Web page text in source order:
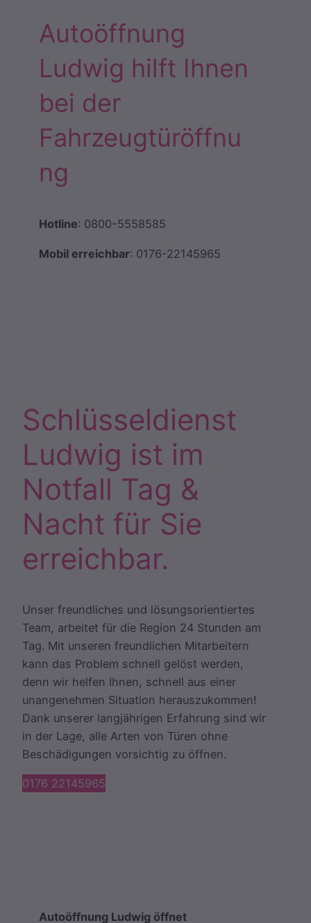
Autoöffnung
Ludwig hilft Ihnen
bei der
Fahrzeugtüröffnu
ng
Hotline: 0800-5558585
Mobil erreichbar: 0176-22145965
Schlüsseldienst
Ludwig ist im
Notfall Tag &
Nacht für Sie
erreichbar.
Unser freundliches und lösungsorientiertes
Team, arbeitet für die Region 24 Stunden am
Tag. Mit unseren freundlichen Mitarbeitern
kann das Problem schnell gelöst werden,
denn wir helfen Ihnen, schnell aus einer
unangenehmen Situation herauszukommen!
Dank unserer langjährigen Erfahrung sind wir
in der Lage, alle Arten von Türen ohne
Beschädigungen vorsichtig zu öffnen.
0176 22145965
Autoöffnung Ludwig öffnet